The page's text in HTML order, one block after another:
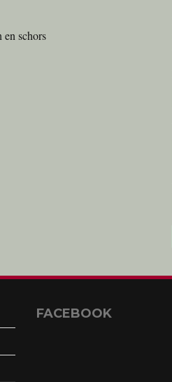
en schors
FACEBOOK